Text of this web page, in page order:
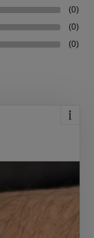
(0)
(0)
(0)